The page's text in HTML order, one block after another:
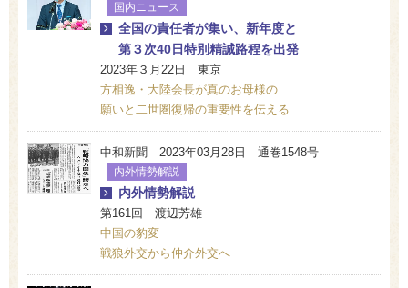
国内ニュース
全国の責任者が集い、新年度と
第３次40日特別精誠路程を出発
2023年３月22日 東京
方相逸・大陸会長が真のお母様の
願いと二世圏復帰の重要性を伝える
中和新聞 2023年03月28日 通巻1548号
内外情勢解説
内外情勢解説
第161回 渡辺芳雄
中国の豹変
戦狼外交から仲介外交へ